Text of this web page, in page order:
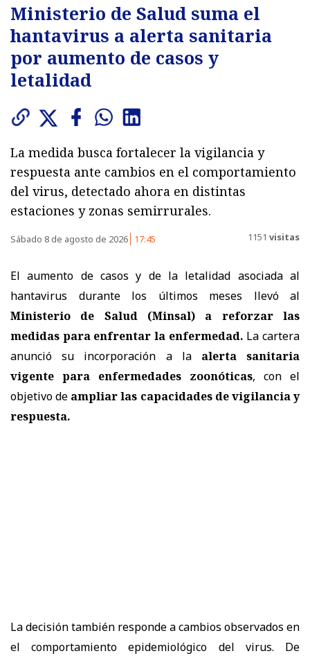
Ministerio de Salud suma el
hantavirus a alerta sanitaria
por aumento de casos y
letalidad
La medida busca fortalecer la vigilancia y
respuesta ante cambios en el comportamiento
del virus, detectado ahora en distintas
estaciones y zonas semirrurales.
Sábado 8 de agosto de 2026 17:45 1151 visitas
El aumento de casos y de la letalidad asociada al
hantavirus durante los últimos meses llevó al
Ministerio de Salud (Minsal) a reforzar las
medidas para enfrentar la enfermedad. La cartera
anunció su incorporación a la alerta sanitaria
vigente para enfermedades zoonóticas, con el
objetivo de ampliar las capacidades de vigilancia y
respuesta.
La decisión también responde a cambios observados en
el comportamiento epidemiológico del virus. De